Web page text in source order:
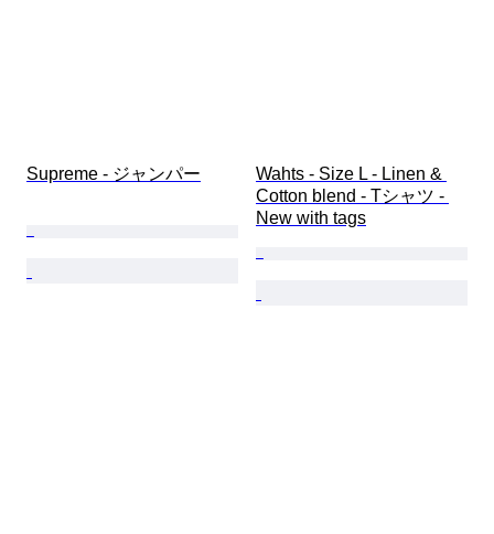
Supreme - ジャンパー
Wahts - Size L - Linen &
Cotton blend - Tシャツ -
New with tags